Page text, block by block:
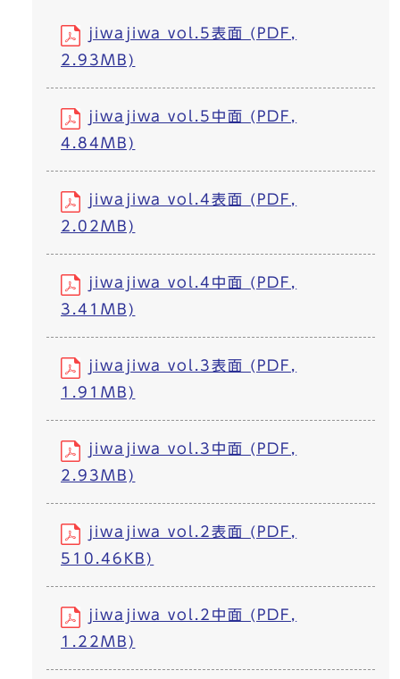
jiwajiwa vol.5表面 (PDF,
2.93MB)
jiwajiwa vol.5中面 (PDF,
4.84MB)
jiwajiwa vol.4表面 (PDF,
2.02MB)
jiwajiwa vol.4中面 (PDF,
3.41MB)
jiwajiwa vol.3表面 (PDF,
1.91MB)
jiwajiwa vol.3中面 (PDF,
2.93MB)
jiwajiwa vol.2表面 (PDF,
510.46KB)
jiwajiwa vol.2中面 (PDF,
1.22MB)